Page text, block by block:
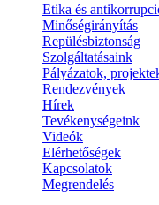
Etika és
Minőségirányítás
Repülésbiztonság
Szolgáltatásaink
Pályázatok,
Rendezvények
Hírek
Tevékenységeink
Videók
Elérhetőségek
Kapcsolatok
Megrendelés